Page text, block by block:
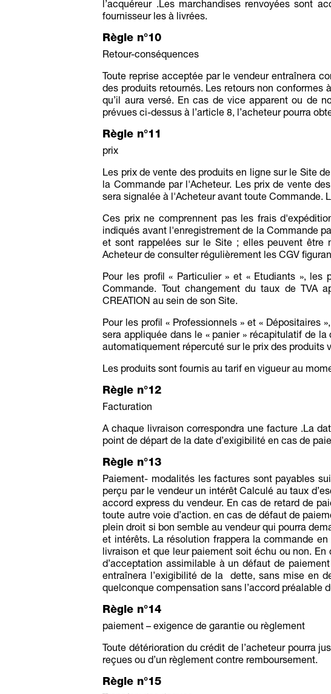
l’acquéreur .Les marchandises renvoyées sont
fournisseur les à livrées.
Règle n°10
Retour-conséquences
Toute reprise acceptée par le vendeur entraînera
des produits retournés. Les retours non conformes
qu’il aura versé. En cas de vice apparent ou de
prévues ci-dessus à l’article 8, l’acheteur pourra
Règle n°11
prix
Les prix de vente des produits en ligne sur le Site
la Commande par l'Acheteur. Les prix de vente
sera signalée à l'Acheteur avant toute Commande.
Ces prix ne comprennent pas les frais
indiqués avant l'enregistrement de la Commande
et sont rappelées sur le Site ; elles peuvent être
Acheteur de consulter régulièrement les CGV
Pour les profil « Particulier » et « Etudiants »,
Commande. Tout changement du taux de TVA
CREATION au sein de son Site.
Pour les profil « Professionnels » et « Dépositaires
sera appliquée dans le « panier » récapitulatif de
automatiquement répercuté sur le prix des produits
Les produits sont fournis au tarif en vigueur au
Règle n°12
Facturation
A chaque livraison correspondra une facture .La
point de départ de la date d’exigibilité en cas de
Règle n°13
Paiement- modalités les factures sont payables
perçu par le vendeur un intérêt Calculé au taux
accord express du vendeur. En cas de retard de
toute autre voie d’action. en cas de défaut de
plein droit si bon semble au vendeur qui pourra
et intérêts. La résolution frappera la commande
livraison et que leur paiement soit échu ou non.
d’acceptation assimilable à un défaut de
entraînera l’exigibilité de la dette, sans mise en
quelconque compensation sans l’accord préalable
Règle n°14
paiement – exigence de garantie ou règlement
Toute détérioration du crédit de l’acheteur pourra
reçues ou d’un règlement contre remboursement.
Règle n°15